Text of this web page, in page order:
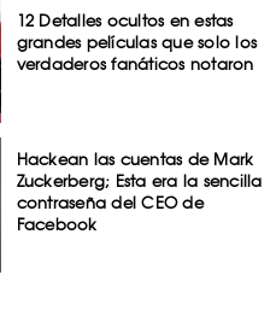
12 Detalles ocultos en estas
grandes películas que solo los
verdaderos fanáticos notaron
Hackean las cuentas de Mark
Zuckerberg; Esta era la sencilla
contraseña del CEO de
Facebook